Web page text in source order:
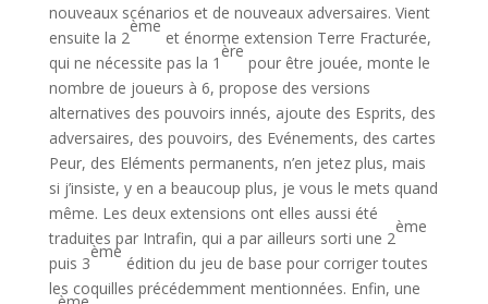
nouveaux scénarios et de nouveaux adversaires. Vient
ensuite la 2
ème
et énorme extension Terre Fracturée,
qui ne nécessite pas la 1
ère
pour être jouée, monte le
nombre de joueurs à 6, propose des versions
alternatives des pouvoirs innés, ajoute des Esprits, des
adversaires, des pouvoirs, des Evénements, des cartes
Peur, des Eléments permanents, n’en jetez plus, mais
si j’insiste, y en a beaucoup plus, je vous le mets quand
même. Les deux extensions ont elles aussi été
traduites par Intrafin, qui a par ailleurs sorti une 2
ème
puis 3
ème
édition du jeu de base pour corriger toutes
les coquilles précédemment mentionnées. Enfin, une